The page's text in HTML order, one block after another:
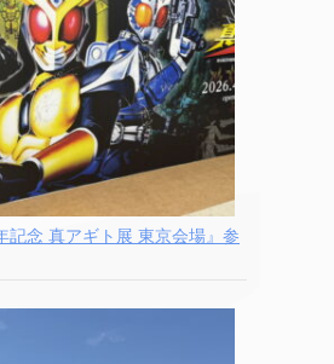
記念 真アギト展 東京会場』参